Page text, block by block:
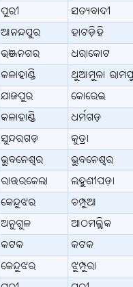
ପୁରୀ
ସତ୍ୟବାଦୀ
ଆନନ୍ଦପୁର
ହାଟଡ଼ିହି
ଭଞ୍ଜନଗର
ଧରାକୋଟ
କଳାହାଣ୍ଡି
ଥୁଆମୁଳା
ଯାଜପୁର
କୋରେଇ
କଳାହାଣ୍ଡି
ଧର୍ମଗଡ଼
ସୁନ୍ଦରଗଡ଼
କୁତ୍ରା
ଭୁବନେଶ୍ବର
ଭୁବନେଶ୍ବର
ରାଉରକେଲା
ଲହୁଣୀପଡ଼ା
କେନ୍ଦୁଝର
ଚମ୍ପୁଆ
ଅନୁଗୁଳ
ଆଠମଲ୍ଲିକ
କଟକ
କଟକ
କେନ୍ଦୁଝର
ଝୁମ୍ପୁରା